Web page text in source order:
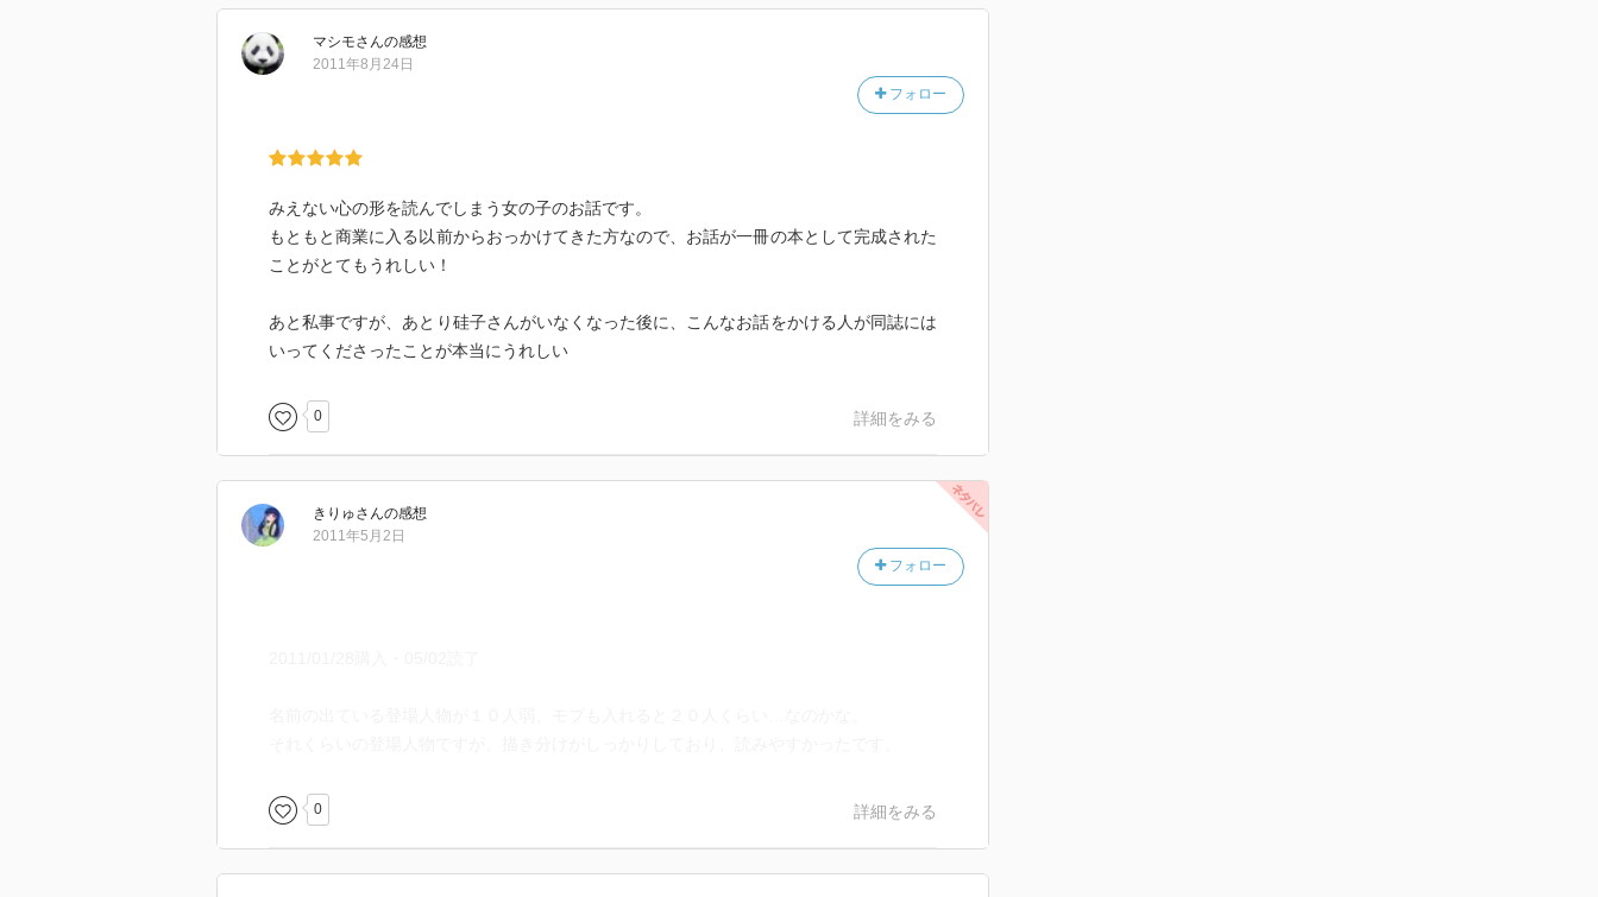
マシモさんの感想
フォロー
2011年8月24日
みえない心の形を読んでしまう女の子のお話です。
もともと商業に入る以前からおっかけてきた方なので、お話が一冊の本として完成された
ことがとてもうれしい！
あと私事ですが、あとり硅子さんがいなくなった後に、こんなお話をかける人が同誌には
いってくださったことが本当にうれしい
0 詳細をみる
きりゅさんの感想
フォロー
2011年5月2日
0 詳細をみる